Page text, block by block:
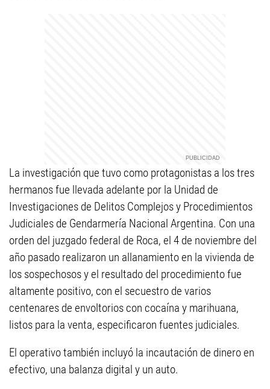
La investigación que tuvo como protagonistas a los tres
hermanos fue llevada adelante por la Unidad de
Investigaciones de Delitos Complejos y Procedimientos
Judiciales de Gendarmería Nacional Argentina. Con una
orden del juzgado federal de Roca, el 4 de noviembre del
año pasado realizaron un allanamiento en la vivienda de
los sospechosos y el resultado del procedimiento fue
altamente positivo, con el secuestro de varios
centenares de envoltorios con cocaína y marihuana,
listos para la venta, especificaron fuentes judiciales.
El operativo también incluyó la incautación de dinero en
efectivo, una balanza digital y un auto.